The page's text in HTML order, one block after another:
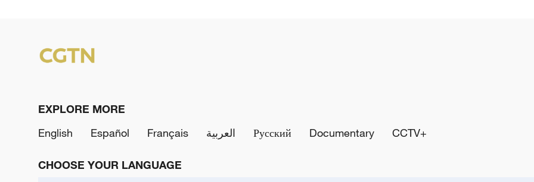
EXPLORE MORE
English
Español Français العربية Русский Documentary CCTV+
CHOOSE YOUR LANGUAGE